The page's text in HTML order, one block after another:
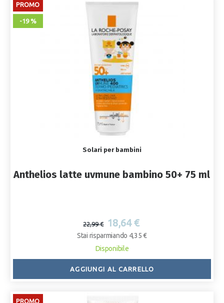
PROMO
-19 %
Solari per bambini
Anthelios latte uvmune bambino 50+ 75 ml
22,99 € 18,64 €
Stai risparmiando 4,35 €
Disponibile
AGGIUNGI AL CARRELLO
PROMO